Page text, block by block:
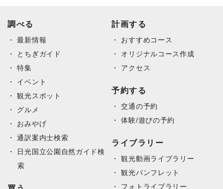
調べる
最新情報
とちぎガイド
特集
イベント
観光スポット
グルメ
おみやげ
通訳案内士検索
日光国立公園自然ガイド検
索
計画する
おすすめコース
オリジナルコース作成
アクセス
予約する
交通の予約
体験/遊びの予約
ライブラリー
観光動画ライブラリー
観光パンフレット
フォトライブラリー